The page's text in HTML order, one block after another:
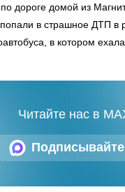
по дороге домой из
в страшное ДТП в
в котором
Читайте нас в